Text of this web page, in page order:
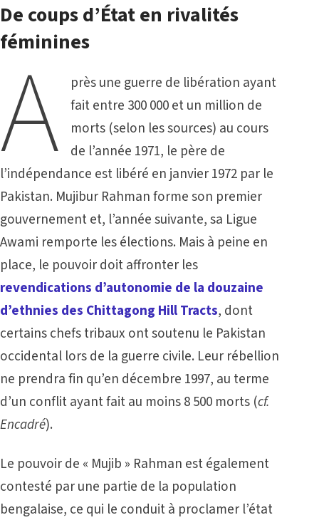
De coups d’État en rivalités
féminines
A
près une guerre de libération ayant
fait entre 300 000 et un million de
morts (selon les sources) au cours
de l’année 1971, le père de
l’indépendance est libéré en janvier 1972 par le
Pakistan. Mujibur Rahman forme son premier
gouvernement et, l’année suivante, sa Ligue
Awami remporte les élections. Mais à peine en
place, le pouvoir doit affronter les
revendications d’autonomie de la douzaine
d’ethnies des Chittagong Hill Tracts, dont
certains chefs tribaux ont soutenu le Pakistan
occidental lors de la guerre civile. Leur rébellion
ne prendra fin qu’en décembre 1997, au terme
d’un conflit ayant fait au moins 8 500 morts (cf.
Encadré).
Le pouvoir de « Mujib » Rahman est également
contesté par une partie de la population
bengalaise, ce qui le conduit à proclamer l’état